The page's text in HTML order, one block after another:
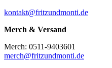
kontakt@fritzundmonti.de
Merch & Versand
Merch: 0511-9403601
merch@fritzundmonti.de